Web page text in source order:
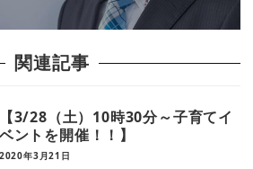
関連記事
【3/28（土）10時30分～子育てイ
ベントを開催！！】
2020年3月21日